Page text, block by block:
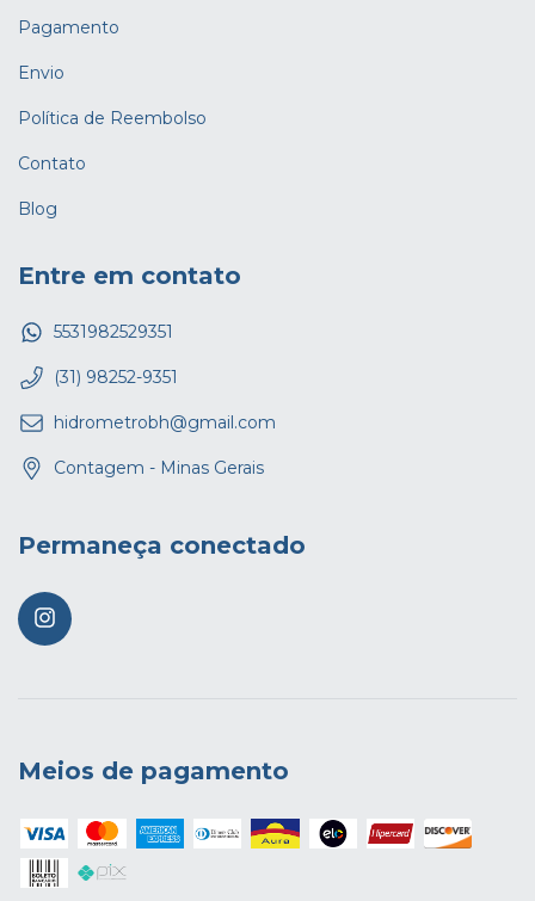
Pagamento
Envio
Política de Reembolso
Contato
Blog
Entre em contato
5531982529351
(31) 98252-9351
hidrometrobh@gmail.com
Contagem - Minas Gerais
Permaneça conectado
Meios de pagamento